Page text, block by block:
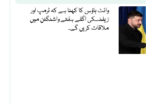
وائٹ ہاؤس کا کہنا ہے کہ ٹرمپ اور
زیلنسکی اگلے ہفتے واشنگٹن میں
ملاقات کریں گے۔